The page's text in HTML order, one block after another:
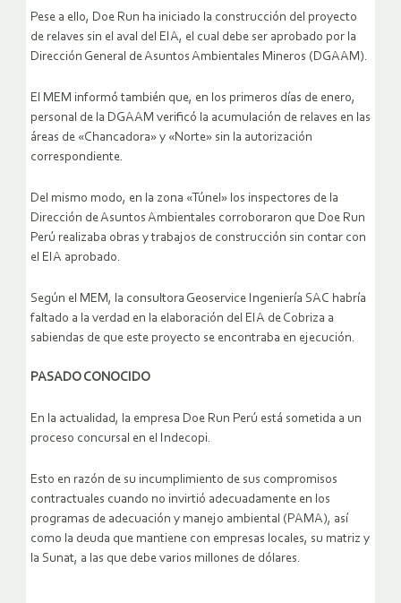
Pese a ello, Doe Run ha iniciado la construcción del proyecto
de relaves sin el aval del EIA, el cual debe ser aprobado por la
Dirección General de Asuntos Ambientales Mineros (DGAAM).
El MEM informó también que, en los primeros días de enero,
personal de la DGAAM verificó la acumulación de relaves en las
áreas de «Chancadora» y «Norte» sin la autorización
correspondiente.
Del mismo modo, en la zona «Túnel» los inspectores de la
Dirección de Asuntos Ambientales corroboraron que Doe Run
Perú realizaba obras y trabajos de construcción sin contar con
el EIA aprobado.
Según el MEM, la consultora Geoservice Ingeniería SAC habría
faltado a la verdad en la elaboración del EIA de Cobriza a
sabiendas de que este proyecto se encontraba en ejecución.
PASADO CONOCIDO
En la actualidad, la empresa Doe Run Perú está sometida a un
proceso concursal en el Indecopi.
Esto en razón de su incumplimiento de sus compromisos
contractuales cuando no invirtió adecuadamente en los
programas de adecuación y manejo ambiental (PAMA), así
como la deuda que mantiene con empresas locales, su matriz y
la Sunat, a las que debe varios millones de dólares.